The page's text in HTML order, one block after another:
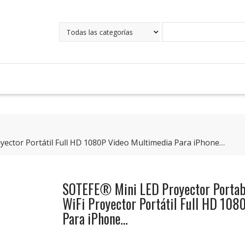
Portátil Full HD 1080P Video Multimedia Para iPhone…
SOTEFE® Mini LED Proyector
WiFi Proyector Portátil Full HD
Para iPhone…